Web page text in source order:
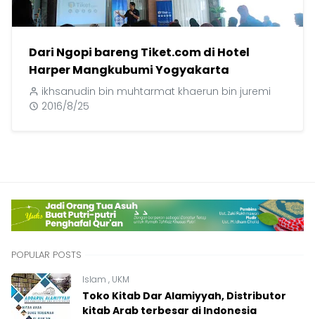
Dari Ngopi bareng Tiket.com di Hotel
Harper Mangkubumi Yogyakarta
ikhsanudin bin muhtarmat khaerun bin juremi
2016/8/25
POPULAR POSTS
Islam , UKM
Toko Kitab Dar Alamiyyah, Distributor
kitab Arab terbesar di Indonesia